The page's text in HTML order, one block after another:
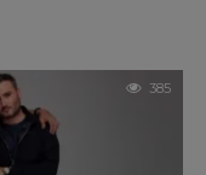
385